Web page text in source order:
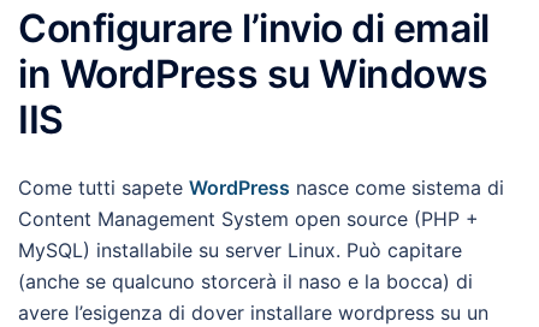
Configurare l’invio di email
in WordPress su Windows
IIS
Come tutti sapete WordPress nasce come sistema di
Content Management System open source (PHP +
MySQL) installabile su server Linux. Può capitare
(anche se qualcuno storcerà il naso e la bocca) di
avere l’esigenza di dover installare wordpress su un